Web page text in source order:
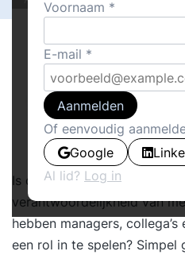
Is de ontwikkeling van het
verantwoordelijkheid van
hebben managers,
een rol in te spelen? Simpel
Voornaam
E-mail
Aanmelden
Of eenvoudig
Google
Al lid? Log in